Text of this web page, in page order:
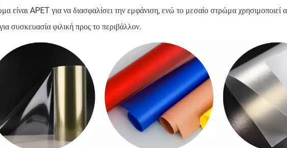
APET για να διασφαλίσει την εμφάνιση, ενώ το μεσαίο στρώμα χρησιμοποιεί
συσκευασία φιλική προς το περιβάλλον.